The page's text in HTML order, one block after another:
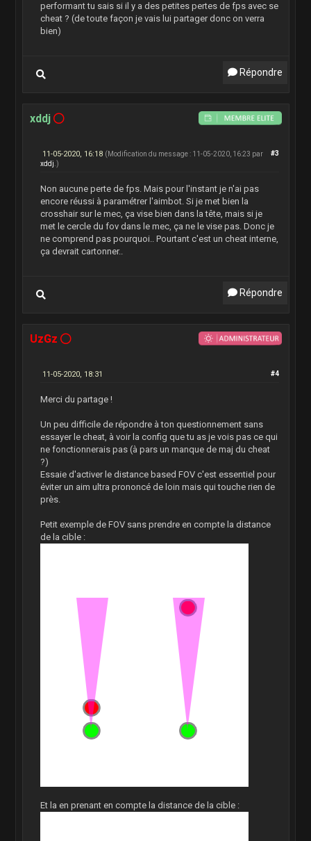
performant tu sais si il y a des petites pertes de fps avec se
cheat ? (de toute façon je vais lui partager donc on verra
bien)
Répondre
xddj
#3
11-05-2020, 16:18 (Modification du message : 11-05-2020, 16:23 par
xddj .)
Non aucune perte de fps. Mais pour l'instant je n'ai pas
encore réussi à paramétrer l'aimbot. Si je met bien la
crosshair sur le mec, ça vise bien dans la tête, mais si je
met le cercle du fov dans le mec, ça ne le vise pas. Donc je
ne comprend pas pourquoi.. Pourtant c'est un cheat interne,
ça devrait cartonner..
Répondre
UzGz
#4
11-05-2020, 18:31
Merci du partage !
Un peu difficile de répondre à ton questionnement sans
essayer le cheat, à voir la config que tu as je vois pas ce qui
ne fonctionnerais pas (à pars un manque de maj du cheat
?)
Essaie d'activer le distance based FOV c'est essentiel pour
éviter un aim ultra prononcé de loin mais qui touche rien de
près.
Petit exemple de FOV sans prendre en compte la distance
de la cible :
Et la en prenant en compte la distance de la cible :